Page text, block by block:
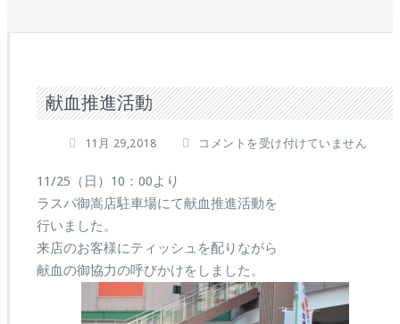
献血推進活動
11月 29,2018
献
進
活
は
コメントを受け付けていません
11/25（日）10：00より
ラスパ御嵩店駐車場にて献血推進活動を
行いました。
来店のお客様にティッシュを配りながら
献血の御協力の呼びかけをしました。